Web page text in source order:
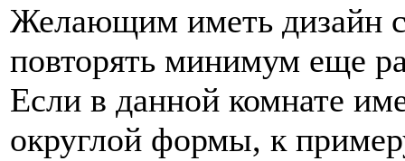
Желающим иметь дизайн
повторять минимум еще
Если в данной комнате
округлой формы, к